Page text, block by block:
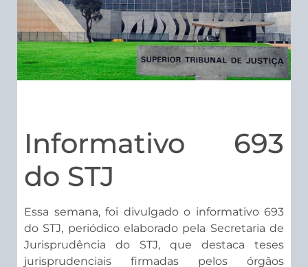
Informativo 693
do STJ
Essa semana, foi divulgado o informativo 693
do STJ, periódico elaborado pela Secretaria de
Jurisprudência do STJ, que destaca teses
jurisprudenciais firmadas pelos órgãos